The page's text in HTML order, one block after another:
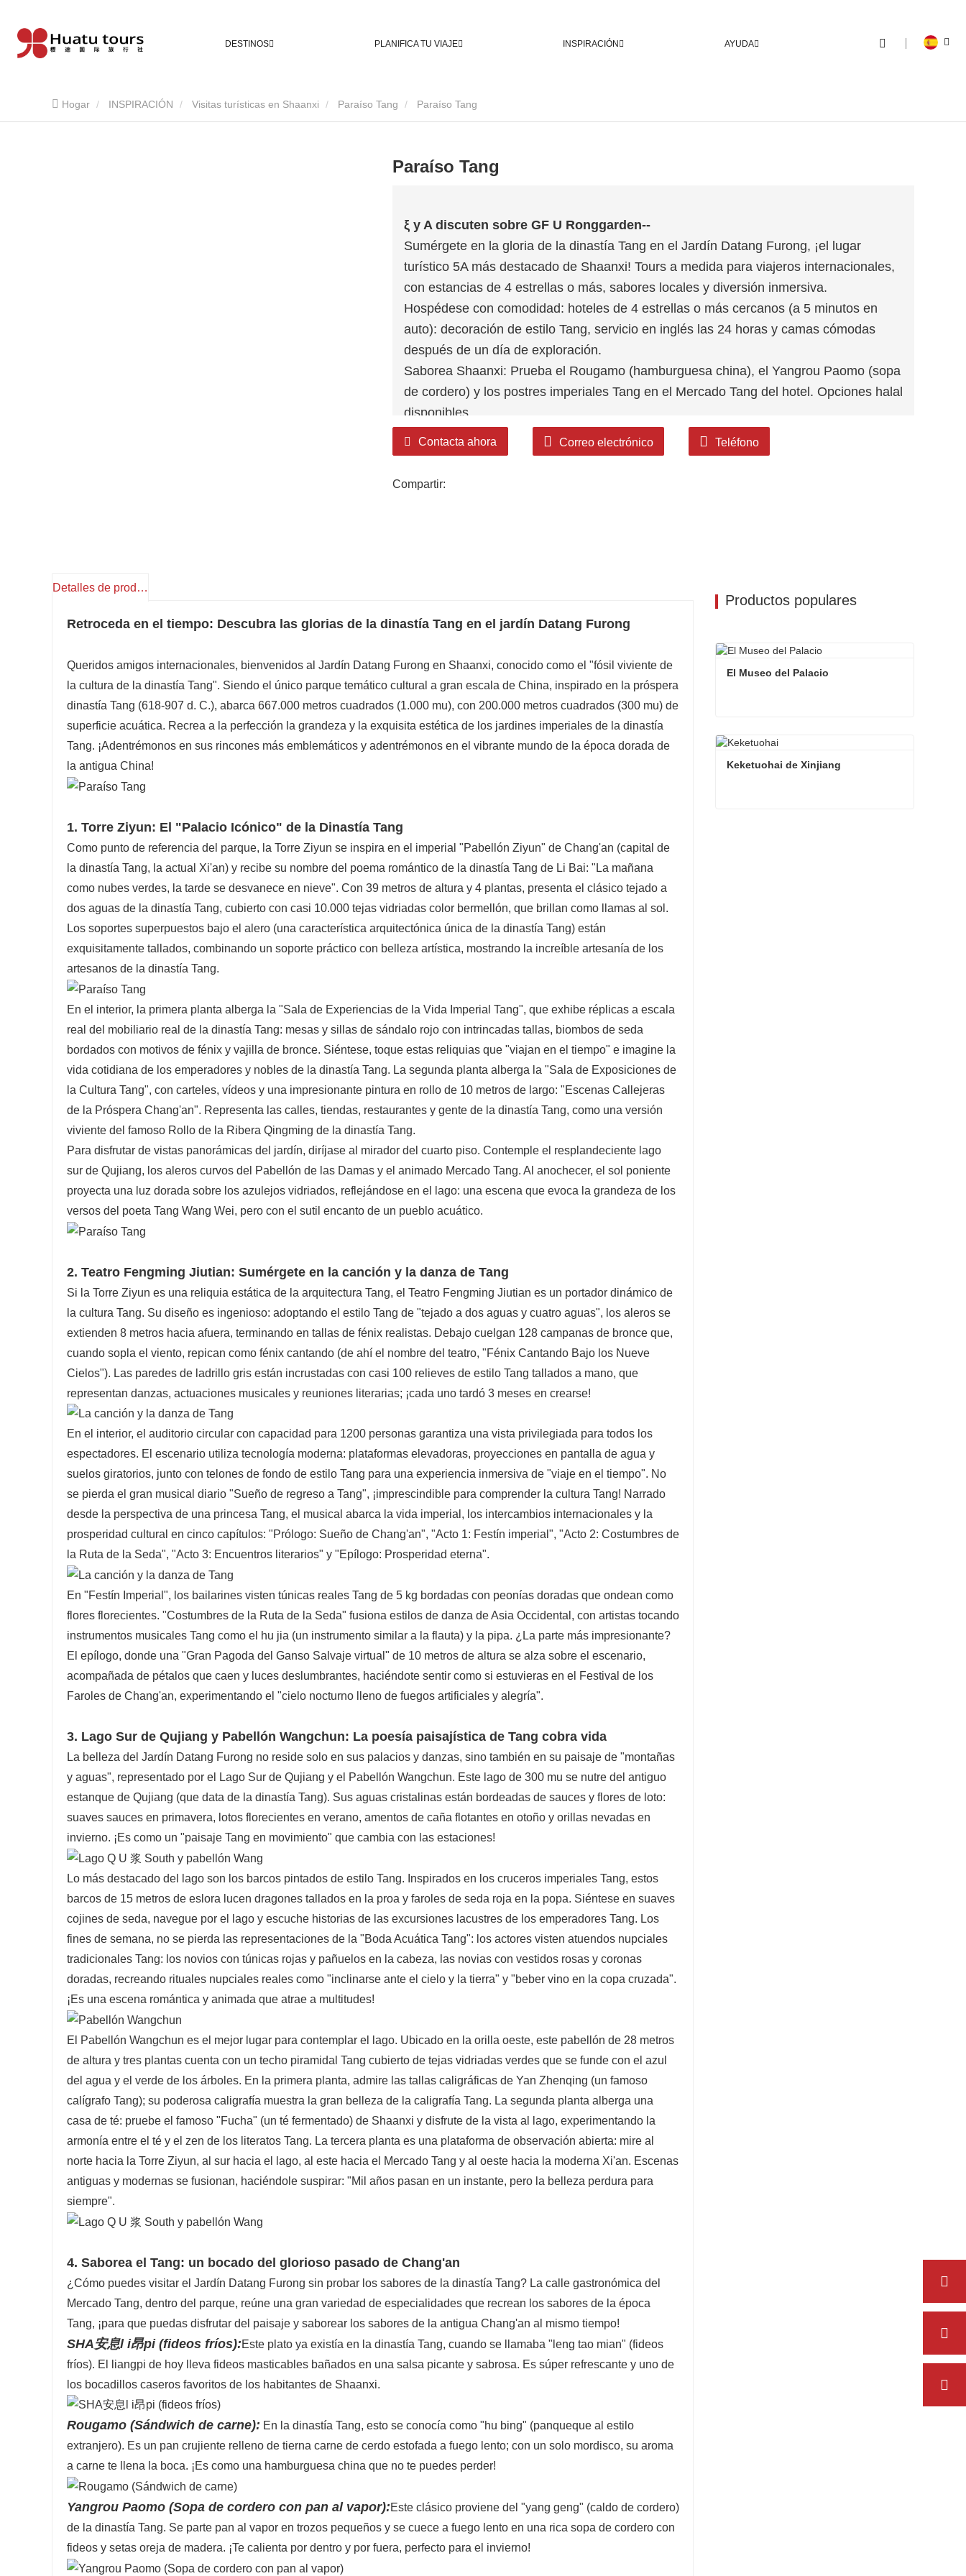
DESTINOS PLANIFICA TU VIAJE INSPIRACIÓN AYUDA
Hogar INSPIRACIÓN Visitas turísticas en Shaanxi Paraíso Tang Paraíso Tang
Paraíso Tang
ξ y A discuten sobre GF U Ronggarden--
Sumérgete en la gloria de la dinastía Tang en el Jardín Datang Furong, ¡el lugar
turístico 5A más destacado de Shaanxi! Tours a medida para viajeros internacionales,
con estancias de 4 estrellas o más, sabores locales y diversión inmersiva.
Hospédese con comodidad: hoteles de 4 estrellas o más cercanos (a 5 minutos en
auto): decoración de estilo Tang, servicio en inglés las 24 horas y camas cómodas
después de un día de exploración.
Saborea Shaanxi: Prueba el Rougamo (hamburguesa china), el Yangrou Paomo (sopa
de cordero) y los postres imperiales Tang en el Mercado Tang del hotel. Opciones halal
disponibles.
Explora los aspectos más destacados de 5A: la grandiosa arquitectura de la Torre
Ziyun, el espectáculo de canto y danza Dream Back to Tang y los cruceros por el lago
Contacta ahora Correo electrónico Teléfono
Compartir:
Detalles de producto
Retroceda en el tiempo: Descubra las glorias de la dinastía Tang en el jardín Datang Furong
Queridos amigos internacionales, bienvenidos al Jardín Datang Furong en Shaanxi, conocido como el "fósil viviente de
la cultura de la dinastía Tang". Siendo el único parque temático cultural a gran escala de China, inspirado en la próspera
dinastía Tang (618-907 d. C.), abarca 667.000 metros cuadrados (1.000 mu), con 200.000 metros cuadrados (300 mu) de
superficie acuática. Recrea a la perfección la grandeza y la exquisita estética de los jardines imperiales de la dinastía
Tang. ¡Adentrémonos en sus rincones más emblemáticos y adentrémonos en el vibrante mundo de la época dorada de
la antigua China!
1. Torre Ziyun: El "Palacio Icónico" de la Dinastía Tang
Como punto de referencia del parque, la Torre Ziyun se inspira en el imperial "Pabellón Ziyun" de Chang'an (capital de
la dinastía Tang, la actual Xi'an) y recibe su nombre del poema romántico de la dinastía Tang de Li Bai: "La mañana
como nubes verdes, la tarde se desvanece en nieve". Con 39 metros de altura y 4 plantas, presenta el clásico tejado a
dos aguas de la dinastía Tang, cubierto con casi 10.000 tejas vidriadas color bermellón, que brillan como llamas al sol.
Los soportes superpuestos bajo el alero (una característica arquitectónica única de la dinastía Tang) están
exquisitamente tallados, combinando un soporte práctico con belleza artística, mostrando la increíble artesanía de los
artesanos de la dinastía Tang.
En el interior, la primera planta alberga la "Sala de Experiencias de la Vida Imperial Tang", que exhibe réplicas a escala
real del mobiliario real de la dinastía Tang: mesas y sillas de sándalo rojo con intrincadas tallas, biombos de seda
bordados con motivos de fénix y vajilla de bronce. Siéntese, toque estas reliquias que "viajan en el tiempo" e imagine la
vida cotidiana de los emperadores y nobles de la dinastía Tang. La segunda planta alberga la "Sala de Exposiciones de
la Cultura Tang", con carteles, vídeos y una impresionante pintura en rollo de 10 metros de largo: "Escenas Callejeras
de la Próspera Chang'an". Representa las calles, tiendas, restaurantes y gente de la dinastía Tang, como una versión
viviente del famoso Rollo de la Ribera Qingming de la dinastía Tang.
Para disfrutar de vistas panorámicas del jardín, diríjase al mirador del cuarto piso. Contemple el resplandeciente lago
sur de Qujiang, los aleros curvos del Pabellón de las Damas y el animado Mercado Tang. Al anochecer, el sol poniente
proyecta una luz dorada sobre los azulejos vidriados, reflejándose en el lago: una escena que evoca la grandeza de los
versos del poeta Tang Wang Wei, pero con el sutil encanto de un pueblo acuático.
2. Teatro Fengming Jiutian: Sumérgete en la canción y la danza de Tang
Si la Torre Ziyun es una reliquia estática de la arquitectura Tang, el Teatro Fengming Jiutian es un portador dinámico de
la cultura Tang. Su diseño es ingenioso: adoptando el estilo Tang de "tejado a dos aguas y cuatro aguas", los aleros se
extienden 8 metros hacia afuera, terminando en tallas de fénix realistas. Debajo cuelgan 128 campanas de bronce que,
cuando sopla el viento, repican como fénix cantando (de ahí el nombre del teatro, "Fénix Cantando Bajo los Nueve
Cielos"). Las paredes de ladrillo gris están incrustadas con casi 100 relieves de estilo Tang tallados a mano, que
representan danzas, actuaciones musicales y reuniones literarias; ¡cada uno tardó 3 meses en crearse!
En el interior, el auditorio circular con capacidad para 1200 personas garantiza una vista privilegiada para todos los
espectadores. El escenario utiliza tecnología moderna: plataformas elevadoras, proyecciones en pantalla de agua y
suelos giratorios, junto con telones de fondo de estilo Tang para una experiencia inmersiva de "viaje en el tiempo". No
se pierda el gran musical diario "Sueño de regreso a Tang", ¡imprescindible para comprender la cultura Tang! Narrado
desde la perspectiva de una princesa Tang, el musical abarca la vida imperial, los intercambios internacionales y la
prosperidad cultural en cinco capítulos: "Prólogo: Sueño de Chang'an", "Acto 1: Festín imperial", "Acto 2: Costumbres de
la Ruta de la Seda", "Acto 3: Encuentros literarios" y "Epílogo: Prosperidad eterna".
En "Festín Imperial", los bailarines visten túnicas reales Tang de 5 kg bordadas con peonías doradas que ondean como
flores florecientes. "Costumbres de la Ruta de la Seda" fusiona estilos de danza de Asia Occidental, con artistas tocando
instrumentos musicales Tang como el hu jia (un instrumento similar a la flauta) y la pipa. ¿La parte más impresionante?
El epílogo, donde una "Gran Pagoda del Ganso Salvaje virtual" de 10 metros de altura se alza sobre el escenario,
acompañada de pétalos que caen y luces deslumbrantes, haciéndote sentir como si estuvieras en el Festival de los
Faroles de Chang'an, experimentando el "cielo nocturno lleno de fuegos artificiales y alegría".
3. Lago Sur de Qujiang y Pabellón Wangchun: La poesía paisajística de Tang cobra vida
La belleza del Jardín Datang Furong no reside solo en sus palacios y danzas, sino también en su paisaje de "montañas
y aguas", representado por el Lago Sur de Qujiang y el Pabellón Wangchun. Este lago de 300 mu se nutre del antiguo
estanque de Qujiang (que data de la dinastía Tang). Sus aguas cristalinas están bordeadas de sauces y flores de loto:
suaves sauces en primavera, lotos florecientes en verano, amentos de caña flotantes en otoño y orillas nevadas en
invierno. ¡Es como un "paisaje Tang en movimiento" que cambia con las estaciones!
Lo más destacado del lago son los barcos pintados de estilo Tang. Inspirados en los cruceros imperiales Tang, estos
barcos de 15 metros de eslora lucen dragones tallados en la proa y faroles de seda roja en la popa. Siéntese en suaves
cojines de seda, navegue por el lago y escuche historias de las excursiones lacustres de los emperadores Tang. Los
fines de semana, no se pierda las representaciones de la "Boda Acuática Tang": los actores visten atuendos nupciales
tradicionales Tang: los novios con túnicas rojas y pañuelos en la cabeza, las novias con vestidos rosas y coronas
doradas, recreando rituales nupciales reales como "inclinarse ante el cielo y la tierra" y "beber vino en la copa cruzada".
¡Es una escena romántica y animada que atrae a multitudes!
El Pabellón Wangchun es el mejor lugar para contemplar el lago. Ubicado en la orilla oeste, este pabellón de 28 metros
de altura y tres plantas cuenta con un techo piramidal Tang cubierto de tejas vidriadas verdes que se funde con el azul
del agua y el verde de los árboles. En la primera planta, admire las tallas caligráficas de Yan Zhenqing (un famoso
calígrafo Tang); su poderosa caligrafía muestra la gran belleza de la caligrafía Tang. La segunda planta alberga una
casa de té: pruebe el famoso "Fucha" (un té fermentado) de Shaanxi y disfrute de la vista al lago, experimentando la
armonía entre el té y el zen de los literatos Tang. La tercera planta es una plataforma de observación abierta: mire al
norte hacia la Torre Ziyun, al sur hacia el lago, al este hacia el Mercado Tang y al oeste hacia la moderna Xi'an. Escenas
antiguas y modernas se fusionan, haciéndole suspirar: "Mil años pasan en un instante, pero la belleza perdura para
siempre".
4. Saborea el Tang: un bocado del glorioso pasado de Chang'an
¿Cómo puedes visitar el Jardín Datang Furong sin probar los sabores de la dinastía Tang? La calle gastronómica del
Mercado Tang, dentro del parque, reúne una gran variedad de especialidades que recrean los sabores de la época
Tang, ¡para que puedas disfrutar del paisaje y saborear los sabores de la antigua Chang'an al mismo tiempo!
SHA安息l i昂pi (fideos fríos):Este plato ya existía en la dinastía Tang, cuando se llamaba "leng tao mian" (fideos
fríos). El liangpi de hoy lleva fideos masticables bañados en una salsa picante y sabrosa. Es súper refrescante y uno de
los bocadillos caseros favoritos de los habitantes de Shaanxi.
Rougamo (Sándwich de carne): En la dinastía Tang, esto se conocía como "hu bing" (panqueque al estilo
extranjero). Es un pan crujiente relleno de tierna carne de cerdo estofada a fuego lento; con un solo mordisco, su aroma
a carne te llena la boca. ¡Es como una hamburguesa china que no te puedes perder!
Yangrou Paomo (Sopa de cordero con pan al vapor):Este clásico proviene del "yang geng" (caldo de cordero)
de la dinastía Tang. Se parte pan al vapor en trozos pequeños y se cuece a fuego lento en una rica sopa de cordero con
fideos y setas oreja de madera. ¡Te calienta por dentro y por fuera, perfecto para el invierno!
Productos populares
El Museo del Palacio
El Museo del Palacio
Contacta ahora
Keketuohai de Xinjiang